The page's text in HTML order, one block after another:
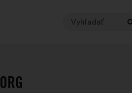
Ak
Vyhľadať